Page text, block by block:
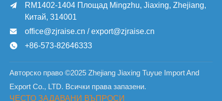

RM1402-1404 Площад Mingzhu, Jiaxing, Zhejiang,
Китай, 314001
 office@zjraise.cn / export@zjraise.cn
 +86-573-82646333
Авторско право ©2025 Zhejiang Jiaxing Tuyue Import And
Export Co., LTD. Всички права запазени.
ЧЕСТО ЗАДАВАНИ ВЪПРОСИ